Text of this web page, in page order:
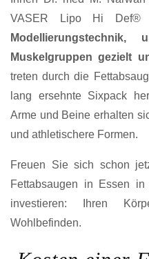
VASER Lipo Hi Def®
Modellierungstechnik,
Muskelgruppen gezielt
treten durch die
lang ersehnte Sixpack
Arme und Beine erhalten
und athletischere Formen.
Freuen Sie sich schon
Fettabsaugen in Essen
investieren: Ihren
Wohlbefinden.